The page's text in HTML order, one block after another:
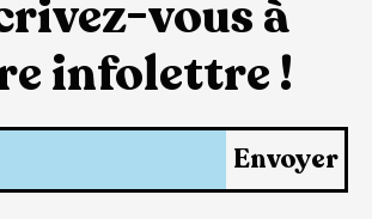
vous à
infolettre !
Envoyer